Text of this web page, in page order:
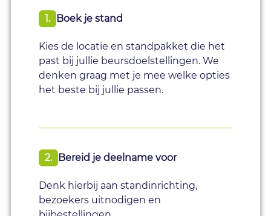
1. Boek je stand
Kies de locatie en standpakket die het
past bij jullie beursdoelstellingen. We
denken graag met je mee welke opties
het beste bij jullie passen.
2. Bereid je deelname voor
Denk hierbij aan standinrichting,
bezoekers uitnodigen en